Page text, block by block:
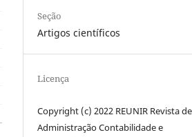
Seção
Artigos científicos
Licença
Copyright (c) 2022 REUNIR Revista de
Administração Contabilidade e